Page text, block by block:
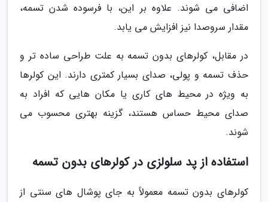
اضافی می شوند. علاوه بر این، با فرسوده شدن تسمه،
مقدار سروصدا نیز افزایش می یابد.
در مقابل، کولرهای بدون تسمه به علت طراحی ساده تر و
حذف تسمه و پولی، صدای بسیار کمتری دارند. این کولرها
به ویژه در محیط های کاری یا مکان هایی که افراد به
صدای محیط حساس هستند، گزینه بهتری محسوب می
شوند.
استفاده از پد سلولزی در کولرهای بدون تسمه
کولرهای بدون تسمه معمولاً به جای پوشال های سنتی از